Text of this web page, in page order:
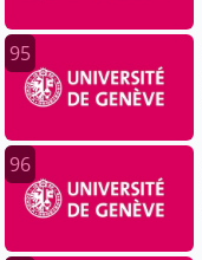
95
96